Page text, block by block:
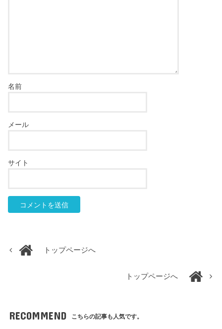
名前
メール
サイト
トップページへ
トップページへ
RECOMMEND こちらの記事も人気です。